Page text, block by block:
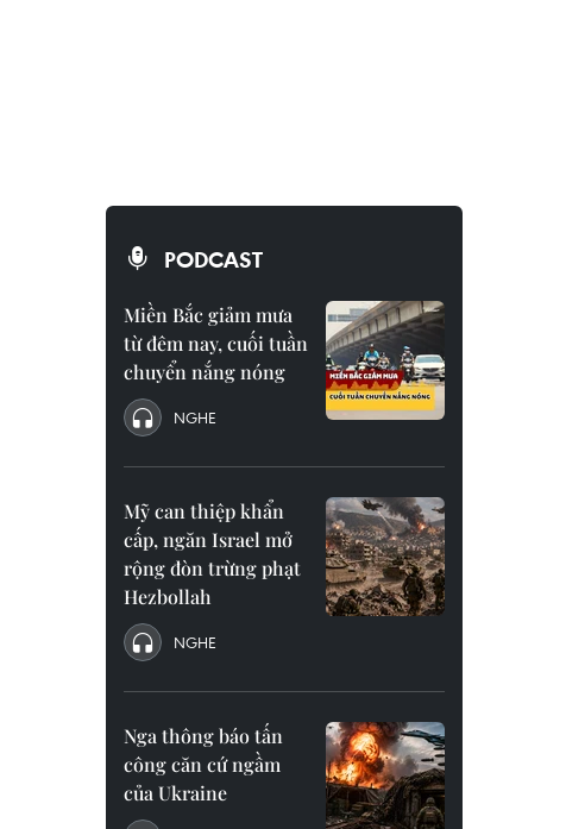
PODCAST
Miền Bắc giảm mưa
từ đêm nay, cuối tuần
chuyển nắng nóng
NGHE
Mỹ can thiệp khẩn
cấp, ngăn Israel mở
rộng đòn trừng phạt
Hezbollah
NGHE
Nga thông báo tấn
công căn cứ ngầm
của Ukraine